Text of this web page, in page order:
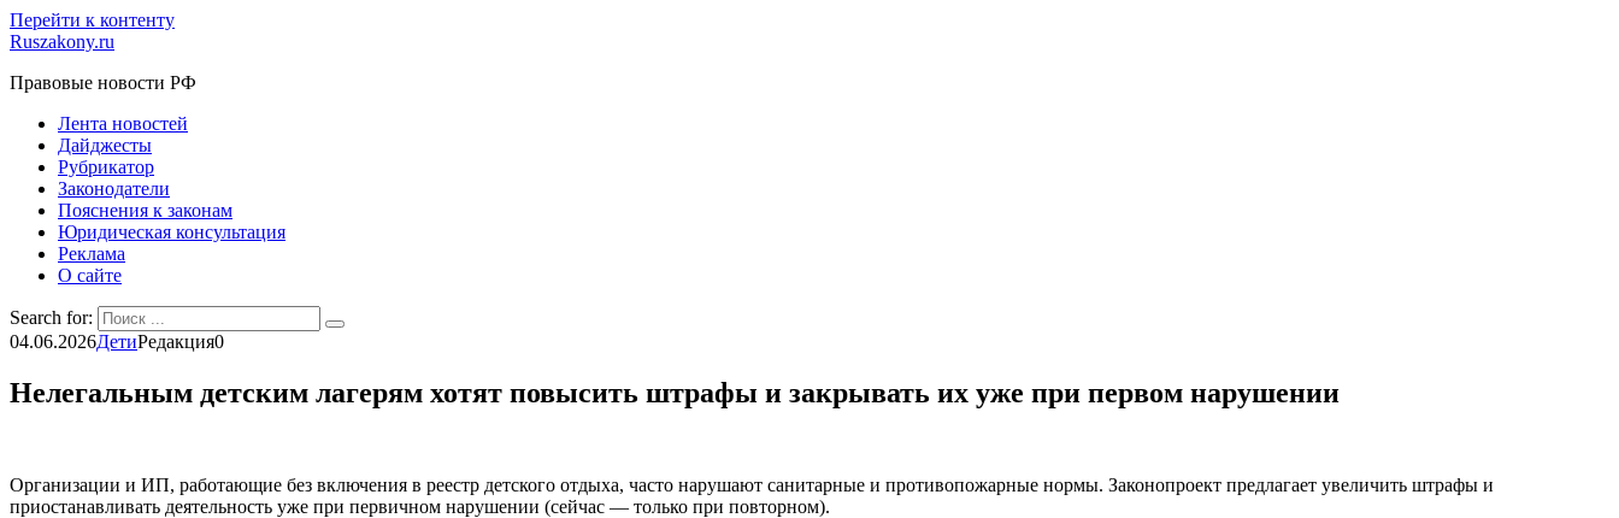
Перейти к контенту
Ruszakony.ru
Правовые новости РФ
Лента новостей
Дайджесты
Рубрикатор
Законодатели
Пояснения к законам
Юридическая консультация
Реклама
О сайте
Search for:
04.06.2026ДетиРедакция0
Нелегальным детским лагерям хотят повысить штрафы и закрывать их уже при первом нарушении
Организации и ИП, работающие без включения в реестр детского отдыха, часто нарушают санитарные и противопожарные нормы. Законопроект предлагает увеличить штрафы и
приостанавливать деятельность уже при первичном нарушении (сейчас — только при повторном).